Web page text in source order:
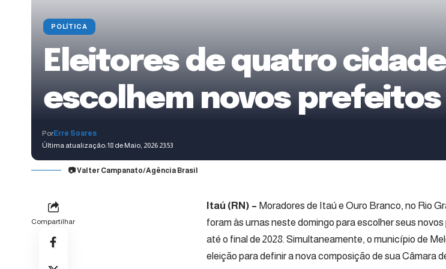
POLÍTICA
Eleitores de quatro
escolhem novos
Última atualização: 18 de Maio, 2026 23:53
PorErre Soares
📷 Valter Campanato/Agência Brasil
Compartilhar
Itaú (RN) – Moradores de Itaú e Ouro Branco, no Rio
foram às urnas neste domingo para escolher seus
até o final de 2028. Simultaneamente, o município de
eleição para definir a nova composição de sua Câmara